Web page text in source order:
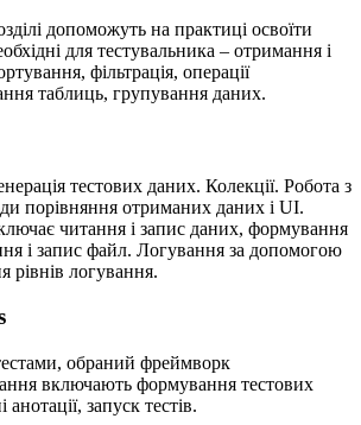
допоможуть на практиці освоїти
для тестувальника – отримання і
фільтрація, операції
таблиць, групування даних.
тестових даних. Колекції. Робота з
порівняння отриманих даних і UI.
читання і запис даних, формування
і запис файл. Логування за допомогою
рівнів логування.
обраний фреймворк
включають формування тестових
запуск тестів.